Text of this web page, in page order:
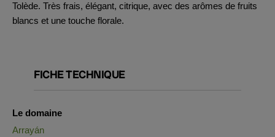
Tolède. Très frais, élégant, citrique, avec des arômes de fruits
blancs et une touche florale.
FICHE TECHNIQUE
Le domaine
Arrayán